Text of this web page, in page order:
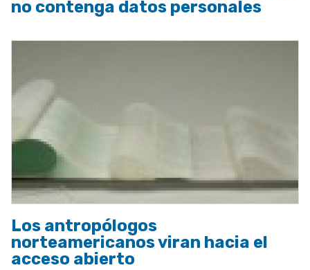
no contenga datos personales
Los antropólogos
norteamericanos viran hacia el
acceso abierto